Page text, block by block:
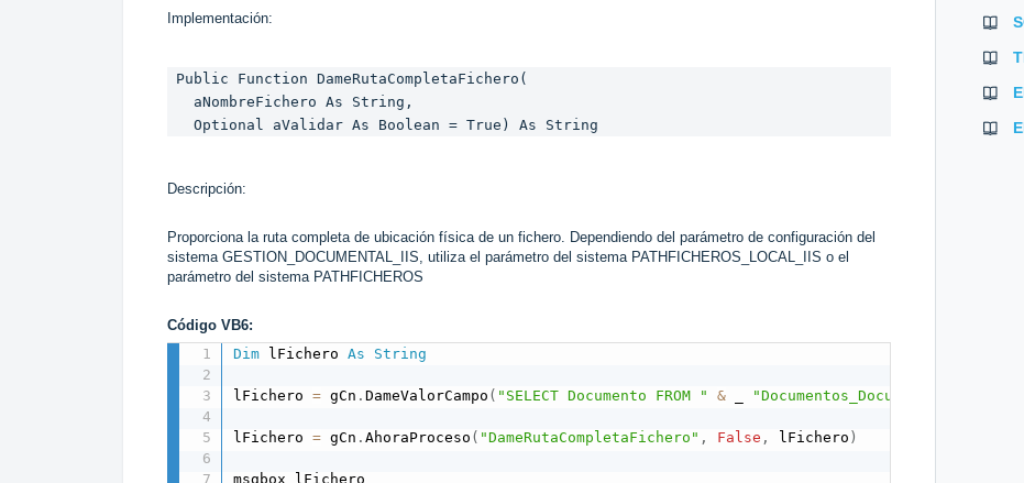
Implementación:
Optional aValidar As Boolean = True) As String
Descripción:
Proporciona la ruta completa de ubicación física de un fichero. Dependiendo del parámetro de configuración del
sistema GESTION_DOCUMENTAL_IIS, utiliza el parámetro del sistema PATHFICHEROS_LOCAL_IIS o el
parámetro del sistema PATHFICHEROS
Código VB6:
Dim lFichero As String
lFichero = gCn .DameValorCampo ( "SELECT Documento FROM " & "Documentos_Documento_CEESI
lFichero = gCn .AhoraProceso ( "DameRutaCompletaFichero" , False , lFichero )
msgbox lFichero